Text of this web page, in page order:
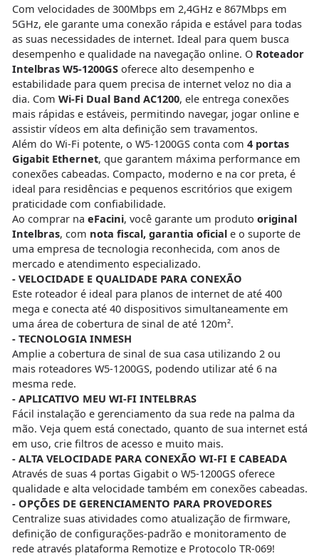
Com velocidades de 300Mbps em 2,4GHz e 867Mbps em
5GHz, ele garante uma conexão rápida e estável para todas
as suas necessidades de internet. Ideal para quem busca
desempenho e qualidade na navegação online. O Roteador
Intelbras W5-1200GSoferece alto desempenho e
estabilidade para quem precisa de internet veloz no dia a
dia. Com Wi-Fi Dual Band AC1200, ele entrega conexões
mais rápidas e estáveis, permitindo navegar, jogar online e
assistir vídeos em alta definição sem travamentos.
Além do Wi-Fi potente, o W5-1200GS conta com 4 portas
Gigabit Ethernet, que garantem máxima performance em
conexões cabeadas. Compacto, moderno e na cor preta, é
ideal para residências e pequenos escritórios que exigem
praticidade com confiabilidade.
Ao comprar na eFacini, você garante um produto original
Intelbras, com nota fiscal, garantia oficiale o suporte de
uma empresa de tecnologia reconhecida, com anos de
mercado e atendimento especializado.
- VELOCIDADE E QUALIDADE PARA CONEXÃO
Este roteador é ideal para planos de internet de até 400
mega e conecta até 40 dispositivos simultaneamente em
uma área de cobertura de sinal de até 120m².
- TECNOLOGIA INMESH
Amplie a cobertura de sinal de sua casa utilizando 2 ou
mais roteadores W5-1200GS, podendo utilizar até 6 na
mesma rede.
- APLICATIVO MEU WI-FI INTELBRAS
Fácil instalação e gerenciamento da sua rede na palma da
mão. Veja quem está conectado, quanto de sua internet está
em uso, crie filtros de acesso e muito mais.
- ALTA VELOCIDADE PARA CONEXÃO WI-FI E CABEADA
Através de suas 4 portas Gigabit o W5-1200GS oferece
qualidade e alta velocidade também em conexões cabeadas.
- OPÇÕES DE GERENCIAMENTO PARA PROVEDORES
Centralize suas atividades como atualização de firmware,
definição de configurações-padrão e monitoramento de
rede através plataforma Remotize e Protocolo TR-069!